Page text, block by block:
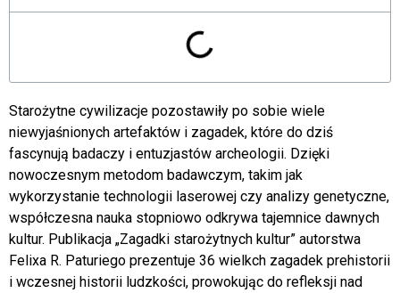
Starożytne cywilizacje pozostawiły po sobie wiele
niewyjaśnionych artefaktów i zagadek, które do dziś
fascynują badaczy i entuzjastów archeologii. Dzięki
nowoczesnym metodom badawczym, takim jak
wykorzystanie technologii laserowej czy analizy genetyczne,
współczesna nauka stopniowo odkrywa tajemnice dawnych
kultur. Publikacja „Zagadki starożytnych kultur” autorstwa
Felixa R. Paturiego prezentuje 36 wielkch zagadek prehistorii
i wczesnej historii ludzkości, prowokując do refleksji nad